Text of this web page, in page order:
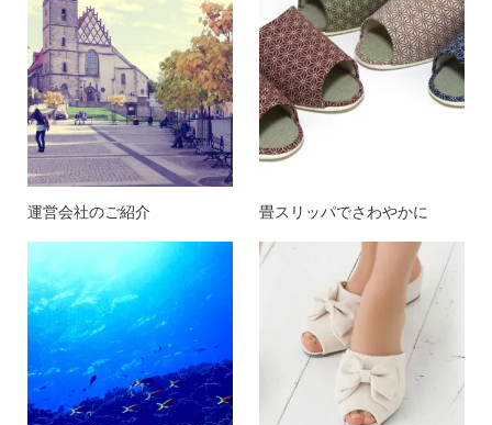
運営会社のご紹介 畳スリッパでさわやかに